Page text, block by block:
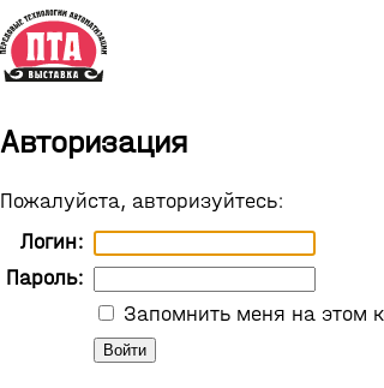
Авторизация
Пожалуйста, авторизуйтесь:
Логин:
Пароль:
Запомнить меня на этом